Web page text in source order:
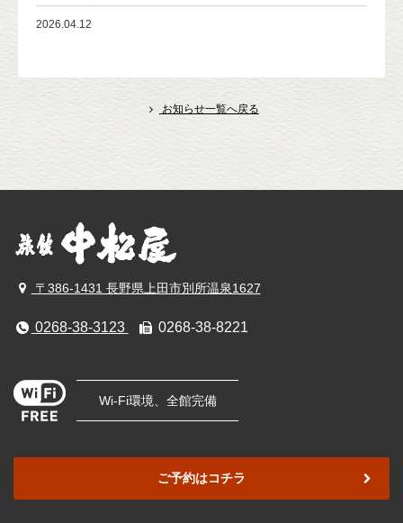
2026.04.12
お知らせ一覧へ戻る
〒386-1431 長野県上田市別所温泉1627
0268-38-3123 0268-38-8221
Wi-Fi環境、全館完備
ご予約はコチラ